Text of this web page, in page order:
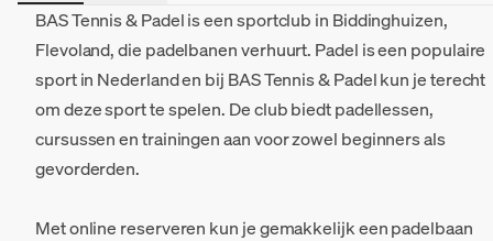
BAS Tennis & Padel is een sportclub in Biddinghuizen,
Flevoland, die padelbanen verhuurt. Padel is een populaire
sport in Nederland en bij BAS Tennis & Padel kun je terecht
om deze sport te spelen. De club biedt padellessen,
cursussen en trainingen aan voor zowel beginners als
gevorderden.
Met online reserveren kun je gemakkelijk een padelbaan